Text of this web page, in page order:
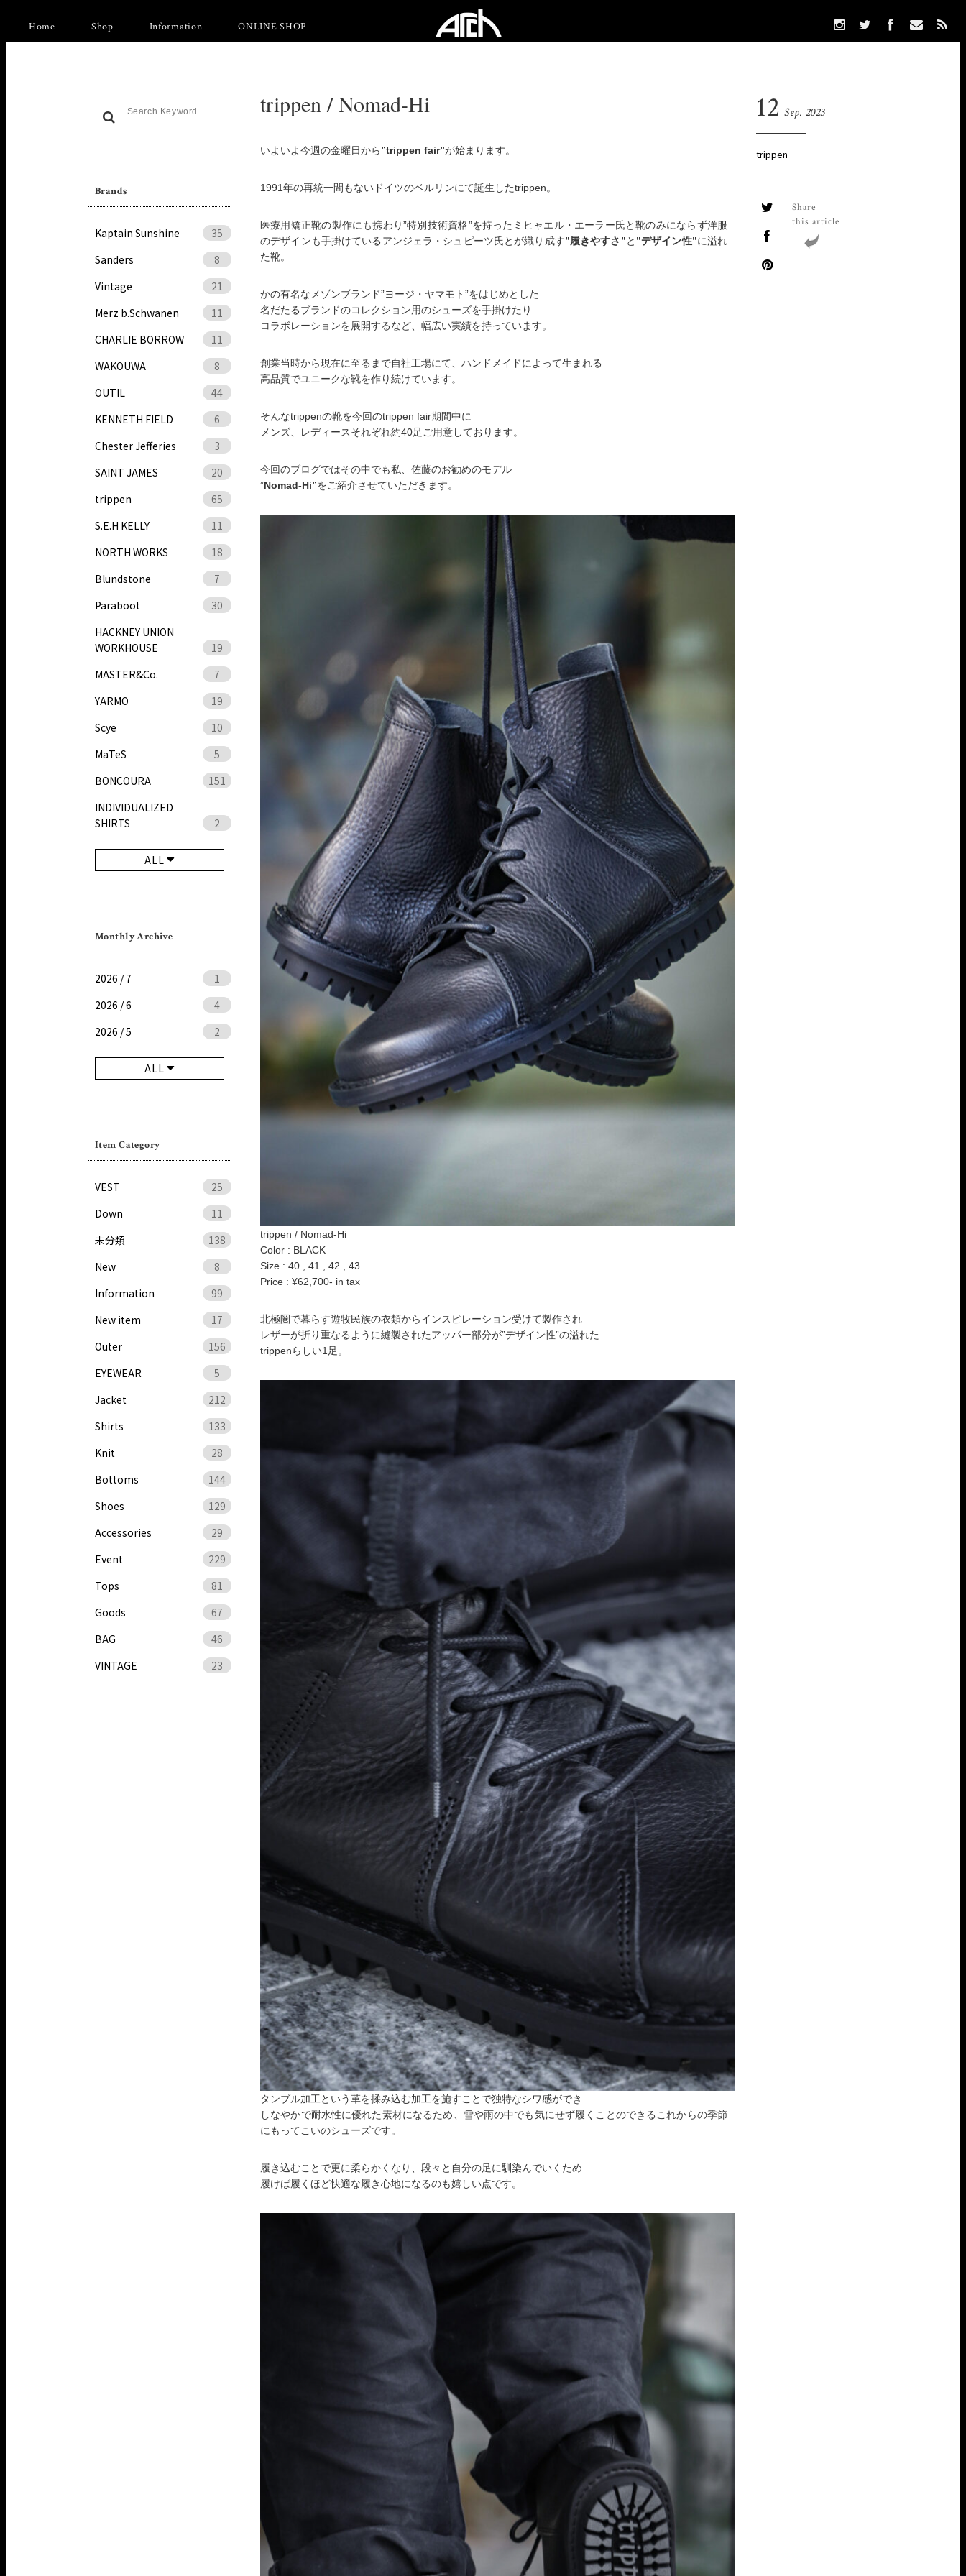
Home Shop Information ONLINE SHOP
Brands
Kaptain Sunshine
35
Sanders
8
Vintage
21
Merz b.Schwanen
11
CHARLIE BORROW
11
WAKOUWA
8
OUTIL
44
KENNETH FIELD
6
Chester Jefferies
3
SAINT JAMES
20
trippen
65
S.E.H KELLY
11
NORTH WORKS
18
Blundstone
7
Paraboot
30
HACKNEY UNION
WORKHOUSE
19
MASTER&Co.
7
YARMO
19
Scye
10
MaTeS
5
BONCOURA
151
INDIVIDUALIZED
SHIRTS
2
ALL
Monthly Archive
2026 / 7
1
2026 / 6
4
2026 / 5
2
ALL
Item Category
VEST
25
Down
11
未分類
138
New
8
Information
99
New item
17
Outer
156
EYEWEAR
5
Jacket
212
Shirts
133
Knit
28
Bottoms
144
Shoes
129
Accessories
29
Event
229
Tops
81
Goods
67
BAG
46
VINTAGE
23
trippen / Nomad-Hi 12 Sep. 2023
trippen
Share
this article
いよいよ今週の金曜日から”trippen fair”が始まります。
1991年の再統一間もないドイツのベルリンにて誕生したtrippen。
医療用矯正靴の製作にも携わり”特別技術資格”を持ったミヒャエル・エーラー氏と靴のみにならず洋服
のデザインも手掛けているアンジェラ・シュピーツ氏とが織り成す”履きやすさ”と ”デザイン性”に溢れ
た靴。
かの有名なメゾンブランド”ヨージ・ヤマモト”をはじめとした
名だたるブランドのコレクション用のシューズを手掛けたり
コラボレーションを展開するなど、幅広い実績を持っています。
創業当時から現在に至るまで自社工場にて、ハンドメイドによって生まれる
高品質でユニークな靴を作り続けています。
そんなtrippenの靴を今回のtrippen fair期間中に
メンズ、レディースそれぞれ約40足ご用意しております。
今回のブログではその中でも私、佐藤のお勧めのモデル
”Nomad-Hi”をご紹介させていただきます。
trippen / Nomad-Hi
Color : BLACK
Size : 40 , 41 , 42 , 43
Price : ¥62,700- in tax
北極圏で暮らす遊牧民族の衣類からインスピレーション受けて製作され
レザーが折り重なるように縫製されたアッパー部分が”デザイン性”の溢れた
trippenらしい1足。
タンブル加工という革を揉み込む加工を施すことで独特なシワ感ができ
しなやかで耐水性に優れた素材になるため、雪や雨の中でも気にせず履くことのできるこれからの季節
にもってこいのシューズです。
履き込むことで更に柔らかくなり、段々と自分の足に馴染んでいくため
履けば履くほど快適な履き心地になるのも嬉しい点です。